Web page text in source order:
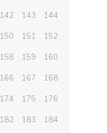
142 143 144
150 151 152
158 159 160
166 167 168
174 175 176
182 183 184